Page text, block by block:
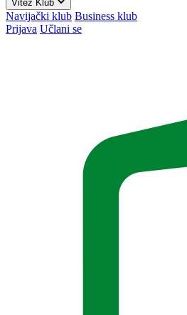
Vitez Klub
Navijački klub Business klub
Prijava Učlani se